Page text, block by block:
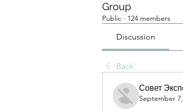
Group
Public · 124 members
Discussion
Back
Совет
September